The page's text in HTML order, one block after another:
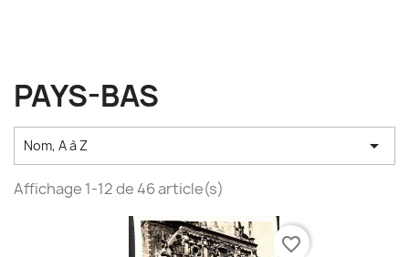
PAYS-BAS
Nom, A à Z 
Affichage 1-12 de 46 article(s)
favorite_border